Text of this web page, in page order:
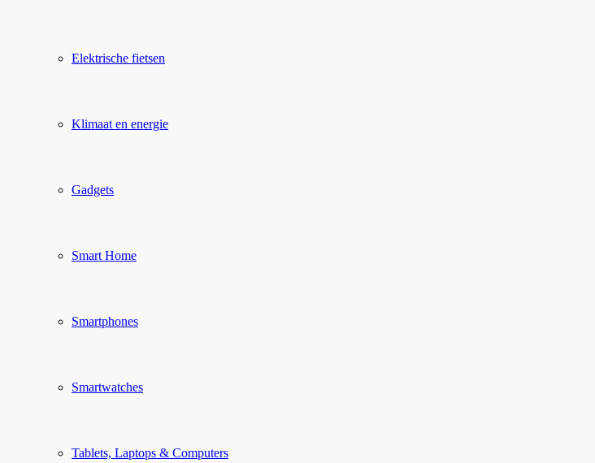
Elektrische fietsen
Klimaat en energie
Gadgets
Smart Home
Smartphones
Smartwatches
Tablets, Laptops & Computers